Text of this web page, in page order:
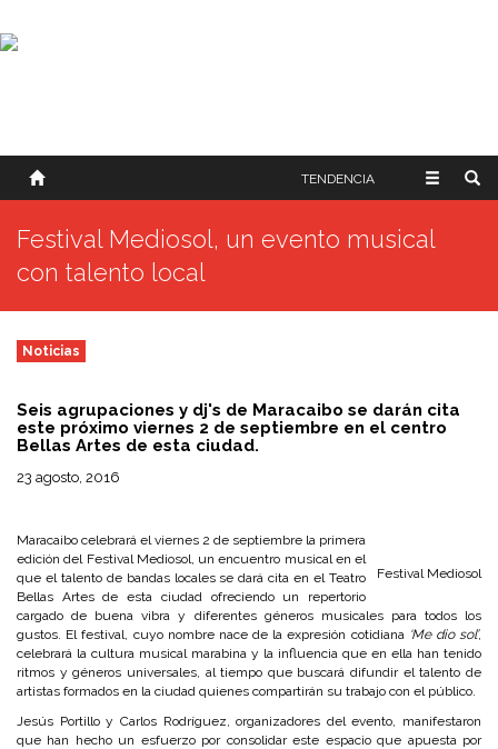
SOBRE NOSOTROS
TENDENCIA
Festival Mediosol, un evento musical
con talento local
Noticias
Seis agrupaciones y dj's de Maracaibo se darán cita
este próximo viernes 2 de septiembre en el centro
Bellas Artes de esta ciudad.
23 agosto, 2016
Festival Mediosol
Maracaibo celebrará el viernes 2 de septiembre la primera
edición del Festival Mediosol, un encuentro musical en el
que el talento de bandas locales se dará cita en el Teatro
Bellas Artes de esta ciudad ofreciendo un repertorio
cargado de buena vibra y diferentes géneros musicales para todos los
gustos. El festival, cuyo nombre nace de la expresión cotidiana‘Me dio sol’,
celebrará la cultura musical marabina y la influencia que en ella han tenido
ritmos y géneros universales, al tiempo que buscará difundir el talento de
artistas formados en la ciudad quienes compartirán su trabajo con el público.
Jesús Portillo y Carlos Rodríguez, organizadores del evento, manifestaron
que han hecho un esfuerzo por consolidar este espacio que apuesta por